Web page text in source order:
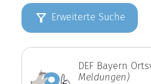
Erweiterte Suche
DEF Bayern
Meldungen)